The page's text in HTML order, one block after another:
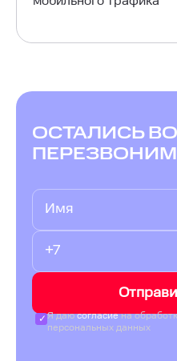
ОСТАЛИСЬ
Я даюсогласиена
персональных данных